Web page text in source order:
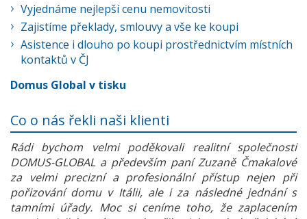
Vyjednáme nejlepší cenu nemovitosti
Zajistíme překlady, smlouvy a vše ke koupi
Asistence i dlouho po koupi prostřednictvím místních
kontaktů v ČJ
Domus Global v tisku
Co o nás řekli naši klienti
Rádi bychom velmi poděkovali realitní společnosti
DOMUS-GLOBAL a především paní Zuzaně Čmakalové
za velmi precizní a profesionální přístup nejen při
pořizování domu v Itálii, ale i za následné jednání s
tamními úřady. Moc si ceníme toho, že zaplacením